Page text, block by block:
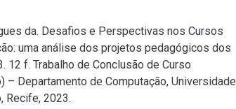
da. Desafios e Perspectivas nos Cursos
uma análise dos projetos pedagógicos dos
12 f. Trabalho de Conclusão de Curso
– Departamento de Computação, Universidade
Recife, 2023.